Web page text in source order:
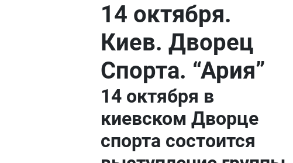
14 октября.
Киев. Дворец
Спорта. “Ария”
14 октября в
киевском Дворце
спорта состоится